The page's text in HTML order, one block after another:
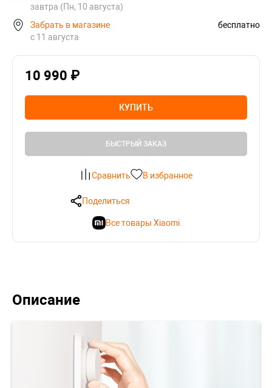
завтра (Пн, 10 августа)
Забрать в магазине
с 11 августа
бесплатно
10 990 ₽
КУПИТЬ
БЫСТРЫЙ ЗАКАЗ
Сравнить В избранное
Поделиться
Все товары Xiaomi
Описание